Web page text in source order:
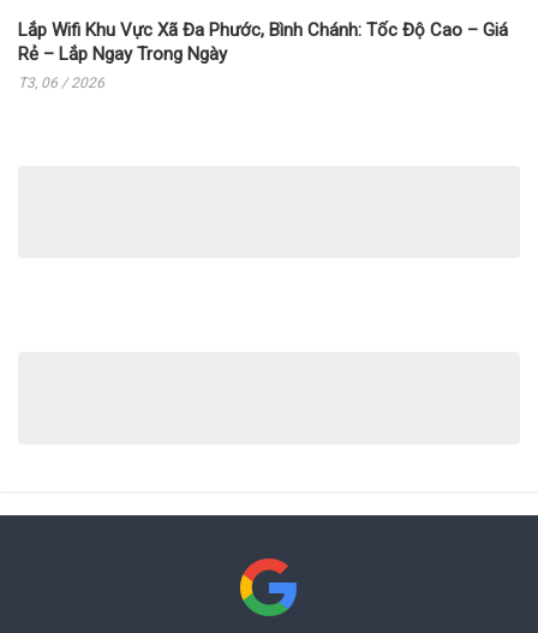
Lắp Wifi Khu Vực Xã Đa Phước, Bình Chánh: Tốc Độ Cao – Giá
Rẻ – Lắp Ngay Trong Ngày
T3, 06 / 2026